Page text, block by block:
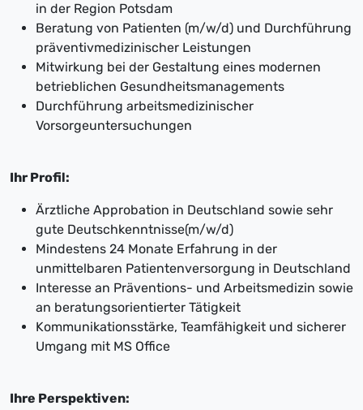
in der Region Potsdam
Beratung von Patienten (m/w/d) und Durchführung
präventivmedizinischer Leistungen
Mitwirkung bei der Gestaltung eines modernen
betrieblichen Gesundheitsmanagements
Durchführung arbeitsmedizinischer
Vorsorgeuntersuchungen
Ihr Profil:
Ärztliche Approbation in Deutschland sowie sehr
gute Deutschkenntnisse(m/w/d)
Mindestens 24 Monate Erfahrung in der
unmittelbaren Patientenversorgung in Deutschland
Interesse an Präventions- und Arbeitsmedizin sowie
an beratungsorientierter Tätigkeit
Kommunikationsstärke, Teamfähigkeit und sicherer
Umgang mit MS Office
Ihre Perspektiven: